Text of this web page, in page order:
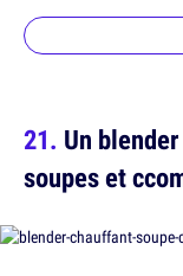
Un
soupes et